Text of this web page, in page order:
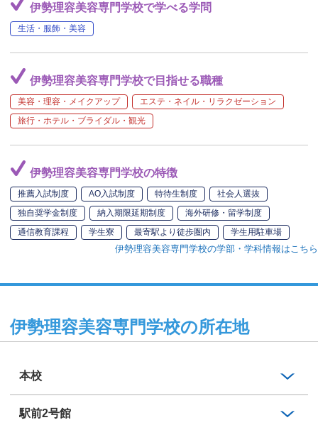
伊勢理容美容専門学校で学べる学問
生活・服飾・美容
伊勢理容美容専門学校で目指せる職種
美容・理容・メイクアップ
エステ・ネイル・リラクゼーション
旅行・ホテル・ブライダル・観光
伊勢理容美容専門学校の特徴
推薦入試制度 AO入試制度 特待生制度
社会人選抜
独自奨学金制度
納入期限延期制度
海外研修・留学制度
通信教育課程
学生寮 最寄駅より徒歩圏内 学生用駐車場
伊勢理容美容専門学校の学部・学科情報はこちら
伊勢理容美容専門学校の所在地
本校
駅前2号館